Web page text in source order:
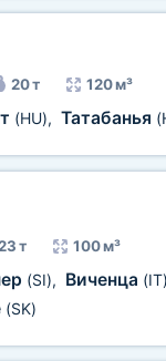
20 т 120 м³
(HU), Татабанья
т 100 м³
(SI), Виченца
(SK)